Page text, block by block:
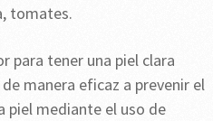
tomates.
para tener una piel clara
manera eficaz a prevenir el
piel mediante el uso de